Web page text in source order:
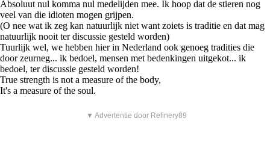
Absoluut nul komma nul medelijden mee. Ik hoop dat de stieren nog
veel van die idioten mogen grijpen.
(O nee wat ik zeg kan natuurlijk niet want zoiets is traditie en dat mag
natuurlijk nooit ter discussie gesteld worden)
Tuurlijk wel, we hebben hier in Nederland ook genoeg tradities die
door zeurneg... ik bedoel, mensen met bedenkingen uitgekot... ik
bedoel, ter discussie gesteld worden!
True strength is not a measure of the body,
It's a measure of the soul.
▼ Advertentie door Refinery89